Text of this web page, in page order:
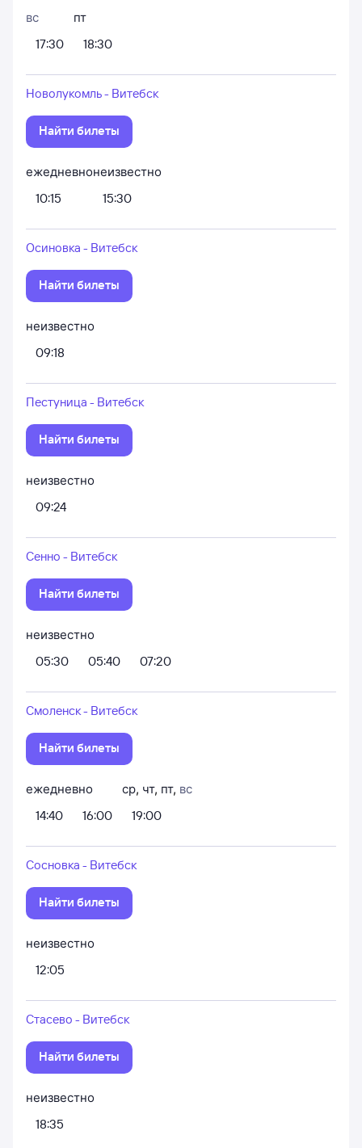
вс
17:30
пт
18:30
Новолукомль - Витебск
Найти билеты
ежедневно
10:15
неизвестно
15:30
Осиновка - Витебск
Найти билеты
неизвестно
09:18
Пестуница - Витебск
Найти билеты
неизвестно
09:24
Сенно - Витебск
Найти билеты
неизвестно
05:30
05:40 07:20
Смоленск - Витебск
Найти билеты
ежедневно
14:40
16:00
ср, чт, пт, вс
19:00
Сосновка - Витебск
Найти билеты
неизвестно
12:05
Стасево - Витебск
Найти билеты
неизвестно
18:35